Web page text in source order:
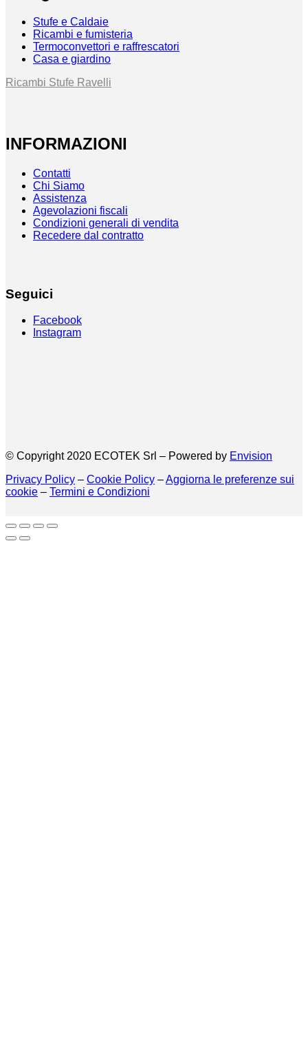
Stufe e Caldaie
Ricambi e fumisteria
Termoconvettori e raffrescatori
Casa e giardino
Ricambi Stufe Ravelli
INFORMAZIONI
Contatti
Chi Siamo
Assistenza
Agevolazioni fiscali
Condizioni generali di vendita
Recedere dal contratto
Seguici
Facebook
Instagram
© Copyright 2020 ECOTEK Srl – Powered by Envision
Privacy Policy – Cookie Policy –Aggiorna le preferenze sui
cookie – Termini e Condizioni